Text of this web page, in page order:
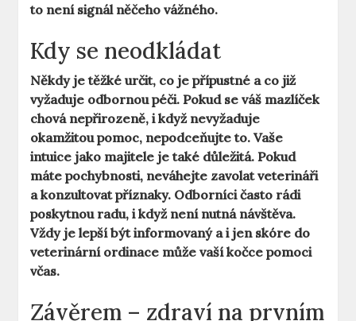
to není signál něčeho vážného.
Kdy se neodkládat
Někdy je těžké určit, co je přípustné a co již
vyžaduje odbornou péči. Pokud se váš mazlíček
chová nepřirozeně, i když nevyžaduje
okamžitou pomoc, nepodceňujte to. Vaše
intuice jako majitele je také důležitá. Pokud
máte pochybnosti, neváhejte zavolat veterináři
a konzultovat příznaky. Odborníci často rádi
poskytnou radu, i když není nutná návštěva.
Vždy je lepší být informovaný a i jen skóre do
veterinární ordinace může vaší kočce pomoci
včas.
Závěrem – zdraví na prvním